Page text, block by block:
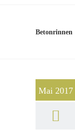
Betonrinnen
Mai 2017